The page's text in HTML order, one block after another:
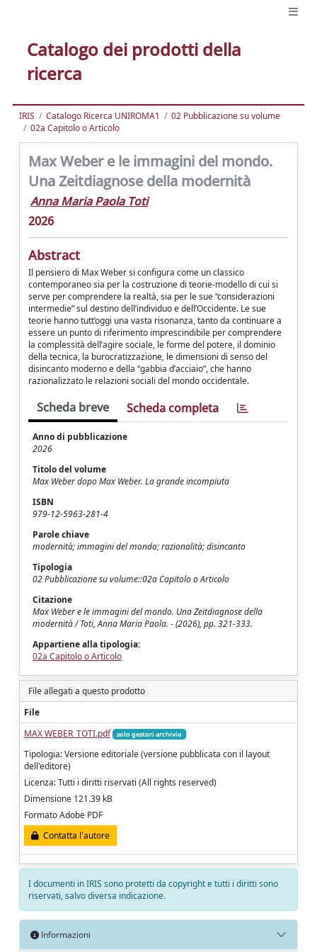
Catalogo dei prodotti della
ricerca
IRIS Catalogo Ricerca UNIROMA1
02 Pubblicazione su volume
02a Capitolo o Articolo
Max Weber e le immagini del mondo.
Una Zeitdiagnose della modernità
Anna Maria Paola Toti
2026
Abstract
Il pensiero di Max Weber si configura come un classico
contemporaneo sia per la costruzione di teorie-modello di cui si
serve per comprendere la realtà, sia per le sue “considerazioni
intermedie” sul destino dell’individuo e dell’Occidente. Le sue
teorie hanno tutt’oggi una vasta risonanza, tanto da continuare a
essere un punto di riferimento imprescindibile per comprendere
la complessità dell’agire sociale, le forme del potere, il dominio
della tecnica, la burocratizzazione, le dimensioni di senso del
disincanto moderno e della “gabbia d’acciaio”, che hanno
razionalizzato le relazioni sociali del mondo occidentale.
Scheda breve Scheda completa
Anno di pubblicazione
2026
Titolo del volume
Max Weber dopo Max Weber. La grande incompiuta
ISBN
979-12-5963-281-4
Parole chiave
modernità; immagini del mondo; razionalità; disincanto
Tipologia
02 Pubblicazione su volume::02a Capitolo o Articolo
Citazione
Max Weber e le immagini del mondo. Una Zeitdiagnose della
modernità / Toti, Anna Maria Paola. - (2026), pp. 321-333.
Appartiene alla tipologia:
02a Capitolo o Articolo
File allegati a questo prodotto
File
MAX WEBER_TOTI.pdf
solo gestori archivio
Tipologia: Versione editoriale (versione pubblicata con il layout
dell'editore)
Licenza: Tutti i diritti riservati (All rights reserved)
Dimensione 121.39 kB
Formato Adobe PDF
Contatta l'autore
I documenti in IRIS sono protetti da copyright e tutti i diritti sono
riservati, salvo diversa indicazione.
Informazioni